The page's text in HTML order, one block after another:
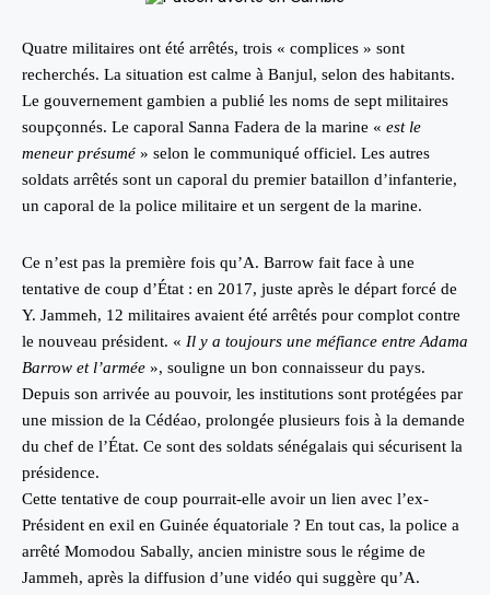
Quatre militaires ont été arrêtés, trois « complices » sont
recherchés. La situation est calme à Banjul, selon des habitants.
Le gouvernement gambien a publié les noms de sept militaires
soupçonnés. Le caporal Sanna Fadera de la marine « est le
meneur présumé » selon le communiqué officiel. Les autres
soldats arrêtés sont un caporal du premier bataillon d’infanterie,
un caporal de la police militaire et un sergent de la marine.
Ce n’est pas la première fois qu’A. Barrow fait face à une
tentative de coup d’État : en 2017, juste après le départ forcé de
Y. Jammeh, 12 militaires avaient été arrêtés pour complot contre
le nouveau président. « Il y a toujours une méfiance entre Adama
Barrow et l’armée », souligne un bon connaisseur du pays.
Depuis son arrivée au pouvoir, les institutions sont protégées par
une mission de la Cédéao, prolongée plusieurs fois à la demande
du chef de l’État. Ce sont des soldats sénégalais qui sécurisent la
présidence.
Cette tentative de coup pourrait-elle avoir un lien avec l’ex-
Président en exil en Guinée équatoriale ? En tout cas, la police a
arrêté Momodou Sabally, ancien ministre sous le régime de
Jammeh, après la diffusion d’une vidéo qui suggère qu’A.